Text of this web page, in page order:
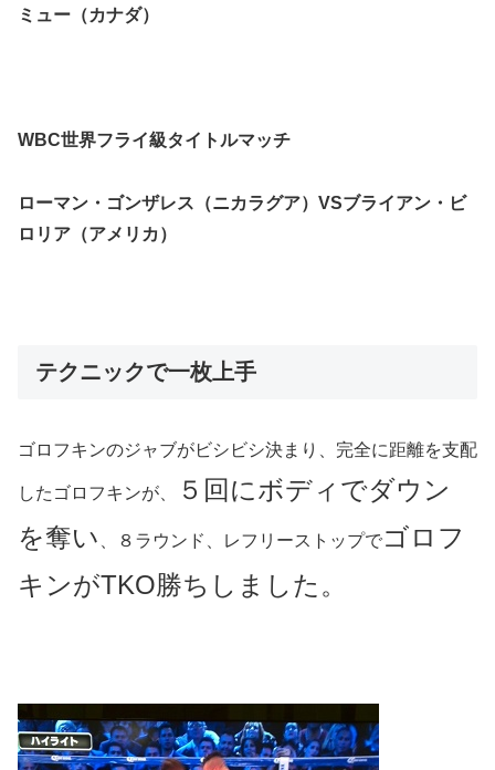
ミュー（カナダ）
WBC世界フライ級タイトルマッチ
ローマン・ゴンザレス（ニカラグア）VSブライアン・ビ
ロリア（アメリカ）
テクニックで一枚上手
ゴロフキンのジャブがビシビシ決まり、完全に距離を支配
したゴロフキンが、
５回にボディでダウン
を奪い
、８ラウンド、レフリーストップでゴロフ
キンがTKO勝ちしました。